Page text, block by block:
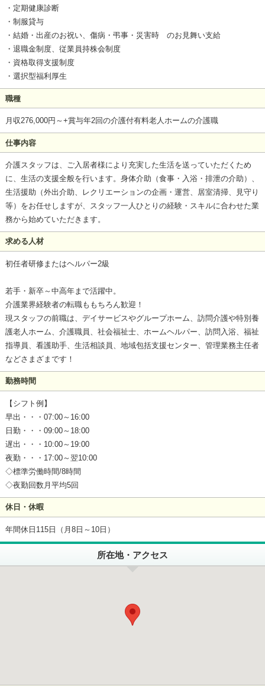
・定期健康診断
・制服貸与
・結婚・出産のお祝い、傷病・弔事・災害時 のお見舞い支給
・退職金制度、従業員持株会制度
・資格取得支援制度
・選択型福利厚生
職種
月収276,000円～+賞与年2回の介護付有料老人ホームの介護職
仕事内容
介護スタッフは、ご入居者様により充実した生活を送っていただくため
に、生活の支援全般を行います。身体介助（食事・入浴・排泄の介助）、
生活援助（外出介助、レクリエーションの企画・運営、居室清掃、見守り
等）をお任せしますが、スタッフ一人ひとりの経験・スキルに合わせた業
務から始めていただきます。
求める人材
初任者研修またはヘルパー2級
若手・新卒～中高年まで活躍中。
介護業界経験者の転職ももちろん歓迎！
現スタッフの前職は、デイサービスやグループホーム、訪問介護や特別養
護老人ホーム、介護職員、社会福祉士、ホームヘルパー、訪問入浴、福祉
指導員、看護助手、生活相談員、地域包括支援センター、管理業務主任者
などさまざまです！
勤務時間
【シフト例】
早出・・・07:00～16:00
日勤・・・09:00～18:00
遅出・・・10:00～19:00
夜勤・・・17:00～翌10:00
◇標準労働時間/8時間
◇夜勤回数月平均5回
休日・休暇
年間休日115日（月8日～10日）
所在地・アクセス